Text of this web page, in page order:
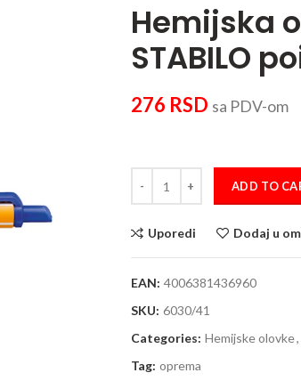
Hemijska
STABILO
276 RSD sa PDV-om
ADD TO
Uporedi Dodaj u
EAN: 4006381436960
SKU: 6030/41
Categories: Hemijske olovke,
Tag: oprema